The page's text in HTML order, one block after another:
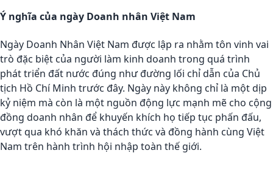
Ý nghĩa của ngày Doanh nhân Việt Nam
Ngày Doanh Nhân Việt Nam được lập ra nhằm tôn vinh vai
trò đặc biệt của người làm kinh doanh trong quá trình
phát triển đất nước đúng như đường lối chỉ dẫn của Chủ
tịch Hồ Chí Minh trước đây. Ngày này không chỉ là một dịp
kỷ niệm mà còn là một nguồn động lực mạnh mẽ cho cộng
đồng doanh nhân để khuyến khích họ tiếp tục phấn đấu,
vượt qua khó khăn và thách thức và đồng hành cùng Việt
Nam trên hành trình hội nhập toàn thế giới.